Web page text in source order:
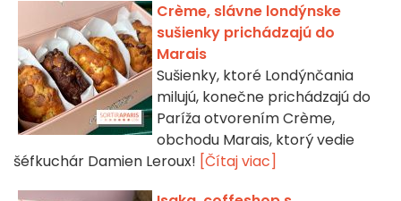
Crème, slávne londýnske
sušienky prichádzajú do
Marais
Sušienky, ktoré Londýnčania
milujú, konečne prichádzajú do
Paríža otvorením Crème,
obchodu Marais, ktorý vedie
šéfkuchár Damien Leroux! [Čítaj viac]